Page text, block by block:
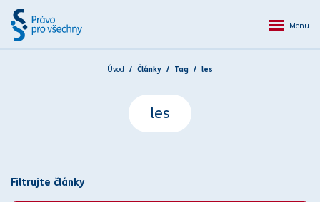
Menu
Úvod Články Tag les
les
Filtrujte články